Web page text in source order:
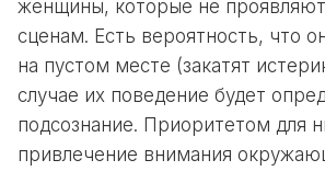
женщины, которые не проявляют
сценам. Есть вероятность, что
на пустом месте (закатят
случае их поведение будет
подсознание. Приоритетом для
привлечение внимания